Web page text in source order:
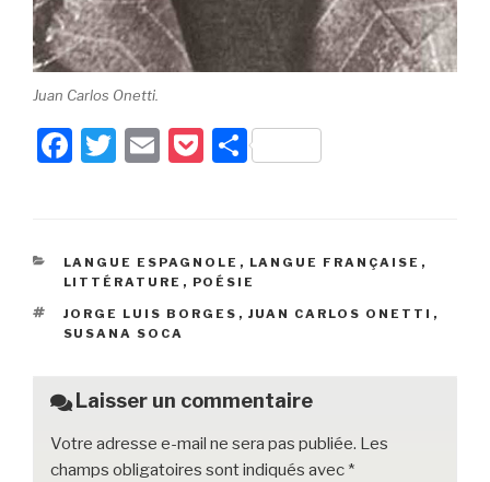
Juan Carlos Onetti.
F
e
b
o
k
T
er
E
P
k
et
P
g
er
CATÉGORIES
LANGUE ESPAGNOLE , LANGUE FRANÇAISE ,
LITTÉRATURE , POÉSIE
ÉTIQUETTES
JORGE LUIS BORGES , JUAN CARLOS ONETTI ,
SUSANA SOCA
Laisser un commentaire
Votre adresse e-mail ne sera pas publiée. Les
champs obligatoires sont indiqués avec *